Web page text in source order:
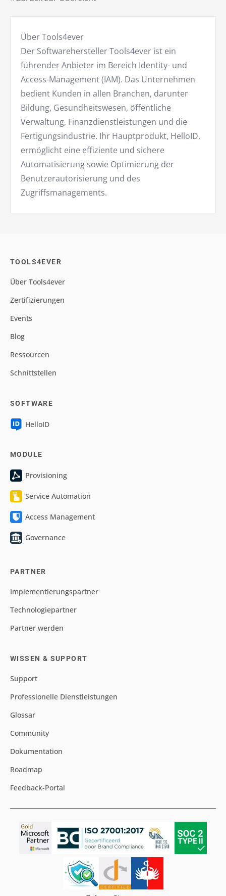
Über Tools4ever
Der Softwarehersteller Tools4ever ist ein
führender Anbieter im Bereich Identity- und
Access-Management (IAM). Das Unternehmen
bedient Kunden in allen Branchen, darunter
Bildung, Gesundheitswesen, öffentliche
Verwaltung, Finanzdienstleistungen und die
Fertigungsindustrie. Ihr Hauptprodukt, HelloID,
ermöglicht eine effiziente und sichere
Automatisierung sowie Optimierung der
Benutzerautorisierung und des
Zugriffsmanagements.
TOOLS4EVER
Über Tools4ever
Zertifizierungen
Events
Blog
Ressourcen
Schnittstellen
SOFTWARE
HelloID
MODULE
Provisioning
Service Automation
Access Management
Governance
PARTNER
Implementierungspartner
Technologiepartner
Partner werden
WISSEN & SUPPORT
Support
Professionelle Dienstleistungen
Glossar
Community
Dokumentation
Roadmap
Feedback-Portal